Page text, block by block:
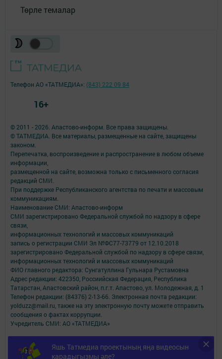
Төрле темалар
Яшь Татмедиа проектының яңа видеосын
карадыгызмы әле?
© 2011 - 2026. Апастово-информ. Все права защищены.
© ТАТМЕДИА. Все материалы, размещенные на сайте, защищены
законом.
Перепечатка, воспроизведение и распространение в любом объеме
информации,
размещенной на сайте, возможна только с письменного согласия
редакций СМИ.
При поддержке Республиканского агентства по печати и массовым
коммуникациям.
Наименование СМИ: Апастово-информ
СМИ зарегистрировано Федеральной службой по надзору в сфере
связи,
информационных технологий и массовых коммуникаций
запись о регистрации СМИ Эл №ФС77-73779 от 12.10.2018
зарегистрировано Федеральной службой по надзору в сфере связи,
информационных технологий и массовых коммуникаций
ФИО главного редактора: Сунгатуллина Гульнара Рустамовна
Адрес редакции: 422350, Россиийская Федерация, Республика
Татарстан, Апастовский район, п.г.т. Апастово, ул. Молодежная, д. 1
Телефон редакции: (84376) 2-13-66. Электронная почта редакции:
yolduzz@mail.ru, также на эту электронную почту можете отправить
сообщения о фактах коррупции.
Учредитель СМИ: АО «ТАТМЕДИА»
Антикоррупционная политика
АО «ТАТМЕДИА» использует «cookie»для персонализации сервисов и
Телефон АО «ТАТМЕДИА»: (843) 222 09 84
16+